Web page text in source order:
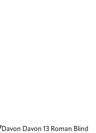
Davon Davon 13 Roman Blind